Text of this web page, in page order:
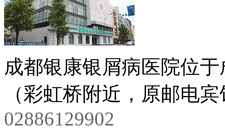
成都银康银屑病医院位
（彩虹桥附近，原邮电
02886129902